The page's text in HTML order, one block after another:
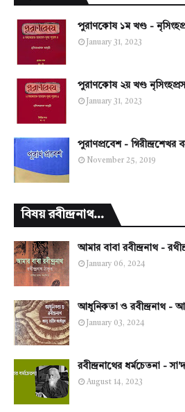
পুরাণকোষ ১ম খণ্ড -
January 31, 2023
পুরাণকোষ ২য় খণ্ড
January 31, 2023
পুরাণপ্রবেশ - গিরীন্দ্রশেখর
November 25, 2019
বিষয় রবীন্দ্রনাথ...
আমার বাবা রবীন্দ্রনাথ -
January 06, 2024
আধুনিকতা ও রবীন্দ্রনাথ -
January 03, 2024
রবীন্দ্রনাথের ধর্মচেতনা -
August 14, 2023